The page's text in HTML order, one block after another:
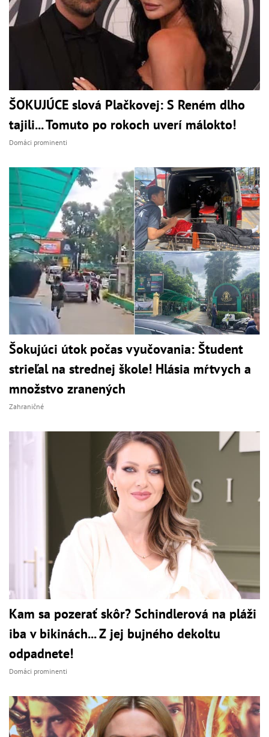
ŠOKUJÚCE slová Plačkovej: S Reném dlho
tajili... Tomuto po rokoch uverí málokto!
Domáci prominenti
Šokujúci útok počas vyučovania: Študent
strieľal na strednej škole! Hlásia mŕtvych a
množstvo zranených
Zahraničné
Kam sa pozerať skôr? Schindlerová na pláži
iba v bikinách... Z jej bujného dekoltu
odpadnete!
Domáci prominenti